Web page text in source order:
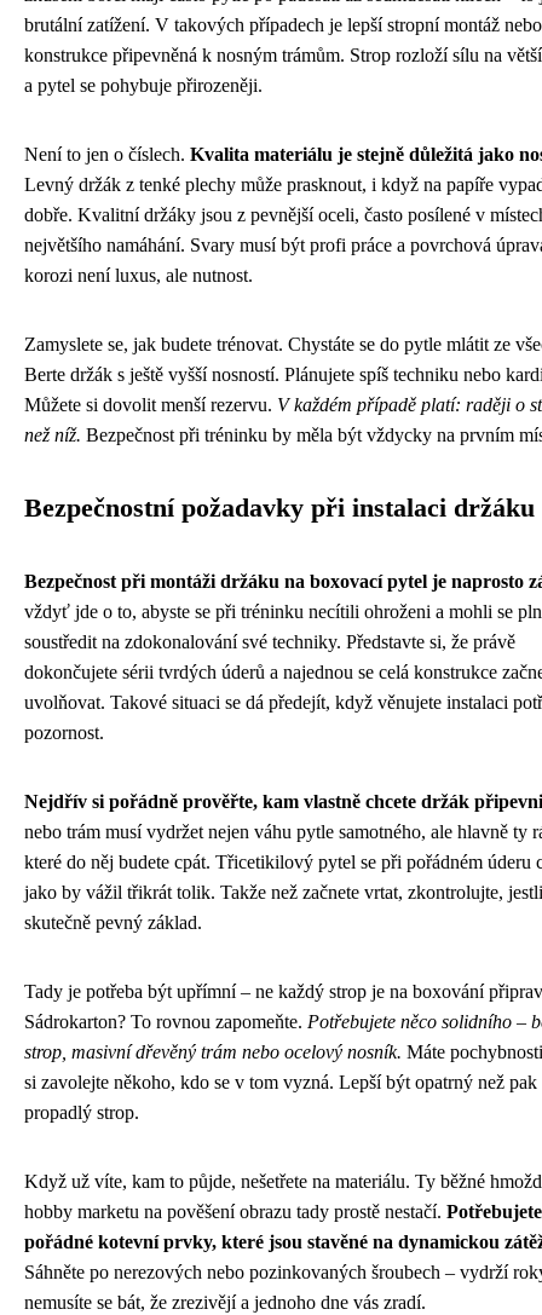
brutální zatížení. V takových případech je lepší stropní montáž nebo
konstrukce připevněná k nosným trámům. Strop rozloží sílu na
a pytel se pohybuje přirozeněji.
Není to jen o číslech. Kvalita materiálu je stejně důležitá jako
Levný držák z tenké plechy může prasknout, i když na papíře
dobře. Kvalitní držáky jsou z pevnější oceli, často posílené v
největšího namáhání. Svary musí být profi práce a povrchová
korozi není luxus, ale nutnost.
Zamyslete se, jak budete trénovat. Chystáte se do pytle mlátit ze
Berte držák s ještě vyšší nosností. Plánujete spíš techniku nebo
Můžete si dovolit menší rezervu. V každém případě platí: raději o
než níž. Bezpečnost při tréninku by měla být vždycky na prvním
Bezpečnostní požadavky při instalaci držáku
Bezpečnost při montáži držáku na boxovací pytel je naprosto
vždyť jde o to, abyste se při tréninku necítili ohroženi a mohli se
soustředit na zdokonalování své techniky. Představte si, že právě
dokončujete sérii tvrdých úderů a najednou se celá konstrukce
uvolňovat. Takové situaci se dá předejít, když věnujete instalaci
pozornost.
Nejdřív si pořádně prověřte, kam vlastně chcete držák
nebo trám musí vydržet nejen váhu pytle samotného, ale hlavně ty
které do něj budete cpát. Třicetikilový pytel se při pořádném úderu
jako by vážil třikrát tolik. Takže než začnete vrtat, zkontrolujte,
skutečně pevný základ.
Tady je potřeba být upřímní – ne každý strop je na boxování
Sádrokarton? To rovnou zapomeňte. Potřebujete něco solidního –
strop, masivní dřevěný trám nebo ocelový nosník. Máte
si zavolejte někoho, kdo se v tom vyzná. Lepší být opatrný než pak
propadlý strop.
Když už víte, kam to půjde, nešetřete na materiálu. Ty běžné
hobby marketu na pověšení obrazu tady prostě nestačí. Potřebujete
pořádné kotevní prvky, které jsou stavěné na dynamickou
Sáhněte po nerezových nebo pozinkovaných šroubech – vydrží
nemusíte se bát, že zrezivějí a jednoho dne vás zradí.